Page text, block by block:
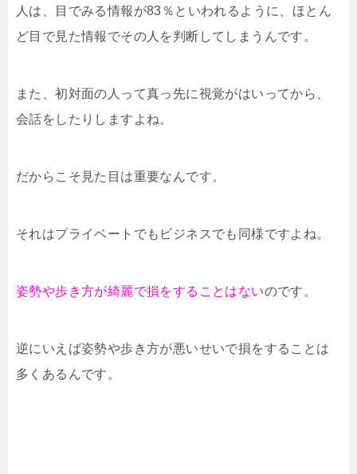
人は、目でみる情報が83％といわれるように、ほとん
ど目で見た情報でその人を判断してしまうんです。
また、初対面の人って真っ先に視覚がはいってから、
会話をしたりしますよね。
だからこそ見た目は重要なんです。
それはプライベートでもビジネスでも同様ですよね。
姿勢や歩き方が綺麗で損をすることはないのです。
逆にいえば姿勢や歩き方が悪いせいで損をすることは
多くあるんです。